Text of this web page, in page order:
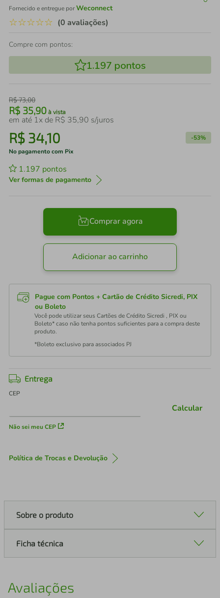
Fornecido e entregue porWeconnect
☆☆☆☆☆ (0 avaliações)
Compre com pontos:
1.197 pontos
R$73,00
R$ 35,90 à vista
em até 1x de R$ 35,90 s/juros
R$ 34,10 -53%
No pagamento com Pix
1.197 pontos
Ver formas de pagamento
Comprar agora
Adicionar ao carrinho
Pague com Pontos + Cartão de Crédito Sicredi, PIX
ou Boleto
Você pode utilizar seus Cartões de Crédito Sicredi , PIX ou
Boleto* caso não tenha pontos suficientes para a compra deste
produto.
*Boleto exclusivo para associados PJ
Entrega
CEP
Não sei meu CEP
Calcular
Política de Trocas e Devolução
Sobre o produto
Ficha técnica
Avaliações